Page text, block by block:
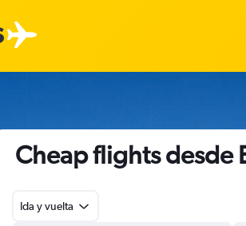
Cheap flights desde
Ida y vuelta